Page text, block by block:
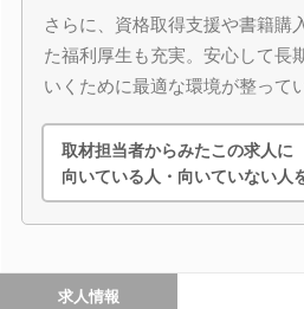
さらに、資格取得支援や書籍購
た福利厚生も充実。安心して長
いくために最適な環境が整って
取材担当者からみたこの求人に
向いている人・向いていない人
求人情報